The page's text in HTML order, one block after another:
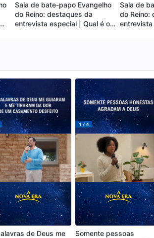
Sala de bate-papo Evangelho
do Reino: destaques da
entrevista especial | Qual é o
ganho?
Sala de
do Reino:
entrevista
despertar
de Deus me
Somente pessoas